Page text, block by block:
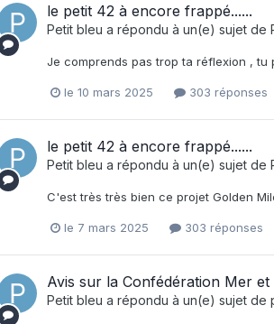
le petit 42 à encore frappé......
Petit bleu a répondu à un(e) sujet de
Je comprends pas trop ta réflexion , tu
le 10 mars 2025 303 réponses
le petit 42 à encore frappé......
Petit bleu a répondu à un(e) sujet de
C'est très très bien ce projet Golden
le 7 mars 2025 303 réponses
Avis sur la Confédération Mer et
Petit bleu a répondu à un(e) sujet de